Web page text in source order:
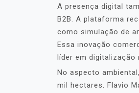
A presença digital
B2B. A plataforma
como simulação de
Essa inovação
líder em digitalização
No aspecto
mil hectares. Flavio